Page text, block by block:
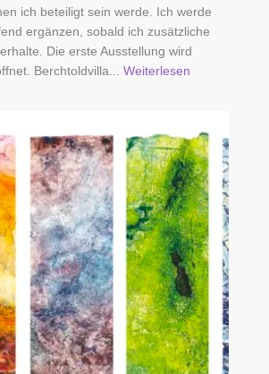
ich beteiligt sein werde. Ich werde
ergänzen, sobald ich zusätzliche
Die erste Ausstellung wird
Berchtoldvilla ... Weiterlesen